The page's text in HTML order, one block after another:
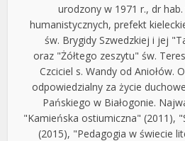
urodzony w 1971 r., dr
humanistycznych, prefekt
św. Brygidy Szwedzkiej i jej
oraz "Żółtego zeszytu" św.
Czciciel s. Wandy od Aniołów.
odpowiedzialny za życie
Pańskiego w Białogonie.
"Kamieńska ostiumiczna" (2011),
(2015), "Pedagogia w świecie